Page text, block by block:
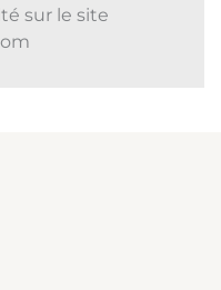
sur le site